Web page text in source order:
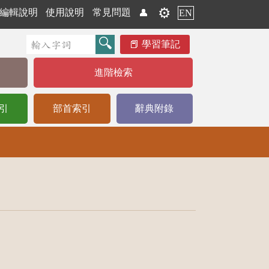
編輯說明 使用說明 常見問題 👤 ⚙️ EN
學習筆記
進階檢索
部首索引 辭典附錄